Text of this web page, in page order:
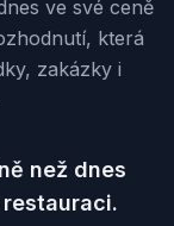
ve své ceně
která
zakázky i
než dnes